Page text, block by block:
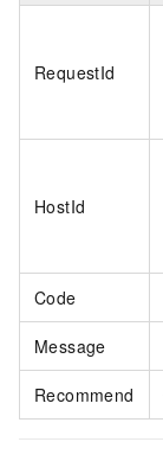
RequestId
HostId
Code
Message
Recommend